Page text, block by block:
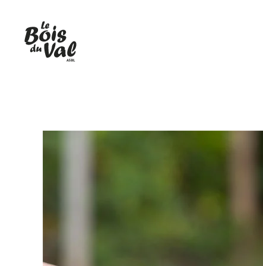
Accéder au contenu principal